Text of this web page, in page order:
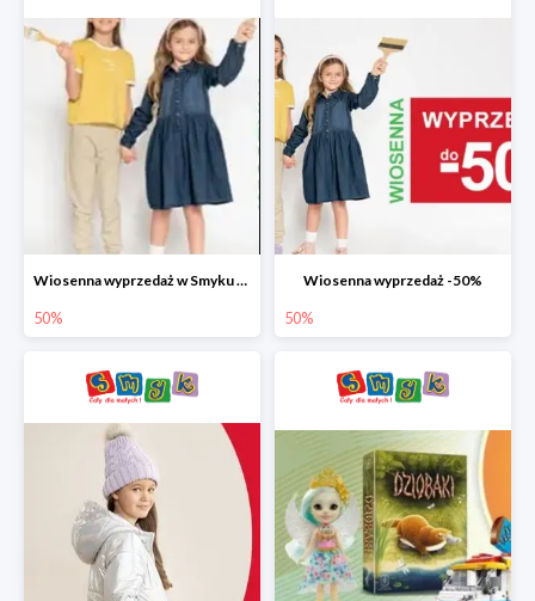
Wiosenna wyprzedaż w Smyku do -50%
50%
Wiosenna wyprzedaż -50%
50%